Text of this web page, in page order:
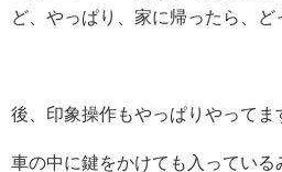
ど、やっぱり、家に帰ったら、ど
後、印象操作もやっぱりやってま
車の中に鍵をかけても入っている